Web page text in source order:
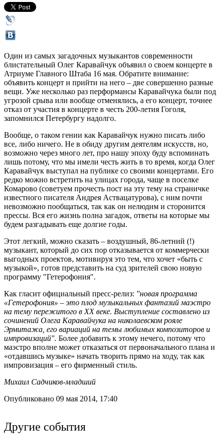
Один из самых загадочных музыкантов современности
блистательный Олег Каравайчук объявил о своем концерте в
Атриуме Главного Штаба 16 мая. Обратите внимание:
объявить концерт и прийти на него – две совершенно разные
вещи. Уже несколько раз перформансы Каравайчука были под
угрозой срыва или вообще отменялись, а его концерт, точнее
отказ от участия в концерте в честь 200-летия Гоголя,
запомнился Петербургу надолго.
Вообще, о таком гении как Каравайчук нужно писать либо
все, либо ничего. Не в обиду другим деятелям искусств, но,
возможно через много лет, про нашу эпоху буду вспоминать
лишь потому, что мы имели честь жить в то время, когда Олег
Каравайчук выступал на публике со своими концертами. Его
редко можно встретить на улицах города, чаще в поселке
Комарово (советуем прочесть пост на эту тему на страничке
известного писателя Андрея Аствацатурова), с ним почти
невозможно пообщаться, так как он нелюдим и сторонится
прессы. Вся его жизнь полна загадок, ответы на которые мы
будем разгадывать еще долгие годы.
Этот легкий, можно сказать – воздушный, 86-летний (!)
музыкант, который до сих пор отказывается от коммерчески
выгодных проектов, мотивируя это тем, что хочет «быть с
музыкой», готов представить на суд зрителей свою новую
программу "Гетерофония".
Как гласит официальный пресс-релиз: "новая программа
«Гетерофония» – это плод музыкальных фантазий маэстро
на тему пережитого в XX веке. Выступление составлено из
сочинений Олега Каравайчука на николаевском рояле
Эрмитажа, его вариаций на темы любимых композиторов и
импровизаций". Более добавить к этому нечего, потому что
маэстро вполне может отказаться от первоначального плана и
«отдавшись музыке» начать творить прямо на ходу, так как
импровизация – его фирменный стиль.
Михаил Садчиков-младший
Опубликовано 09 мая 2014, 17:40
Другие события